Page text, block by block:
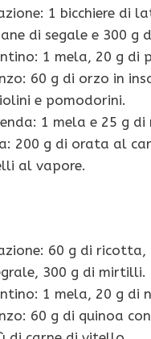
1 bicchiere di
di segale e 300 g
1 mela, 20 g di
60 g di orzo in
e pomodorini.
1 mela e 25 g
200 g di orata al
al vapore.
60 g di ricotta,
300 g di mirtilli.
1 mela, 20 g di
60 g di quinoa